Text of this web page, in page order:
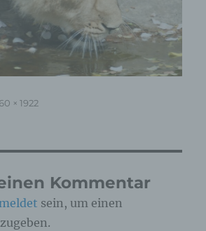
× 1922
Kommentar
sein, um einen